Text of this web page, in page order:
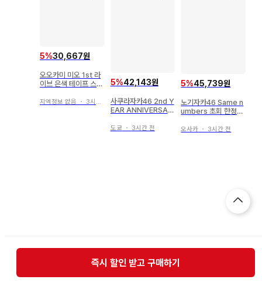
5%30,667원
오오카미 미오 1st 라
이브 은색 테이프 스트
지역정보 없음 ・ 3시간 전
5%42,143원
사쿠라자카46 2nd Y
EAR ANNIVERSAR
~ 모리타 히카루 202
도쿄 ・ 3시간 전
5%45,739원
노기자카46 Same n
umbers 초회 한정판
의상 브로마이드
오사카 ・ 3시간 전
즉시 할인 받고 구매하기